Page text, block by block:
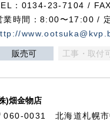
：0134-23-7104 /
業時間：8:00〜17:00 /
販売可 工事・取付
)畑金物店
060-0031 北海道札幌市